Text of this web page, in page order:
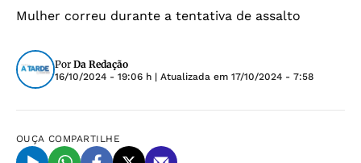
Mulher correu durante a tentativa de assalto
Por Da Redação
16/10/2024 - 19:06 h | Atualizada em 17/10/2024 - 7:58
OUÇA COMPARTILHE